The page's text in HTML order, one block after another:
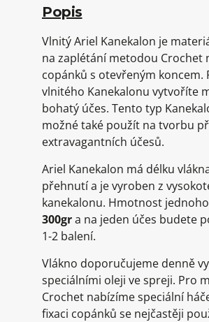
Popis
Vlnitý Ariel Kanekalon je
na zaplétání metodou Crochet
copánků s otevřeným koncem.
vlnitého Kanekalonu vytvoříte
bohatý účes. Tento typ
možné také použít na tvorbu
extravagantních účesů.
Ariel Kanekalon má délku
přehnutí a je vyroben z
kanekalonu. Hmotnost
300gra na jeden účes budete
1-2 balení.
Vlákno doporučujeme denně
speciálními oleji ve spreji. Pro
Crochet nabízíme speciální
fixaci copánků se nejčastěji